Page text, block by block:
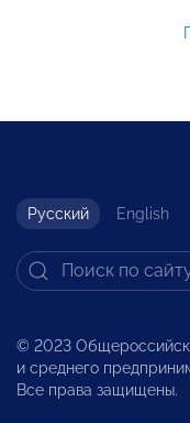
Русский English
© 2023
и среднего
Все права защищены.